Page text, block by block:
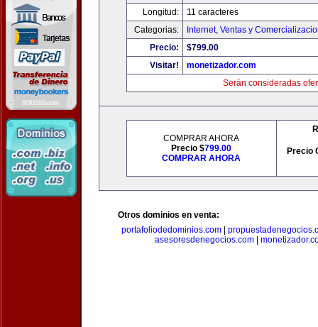
Longitud:
11 caracteres
Categorias:
Internet, Ventas y
Precio:
$799.00
Visitar!
monetizador.com
Serán consideradas
COMPRAR AHORA
Precio $799.00
COMPRAR AHORA
Precio
Otros dominios en venta:
portafoliodedominios.com|
asesoresdenegocios.com